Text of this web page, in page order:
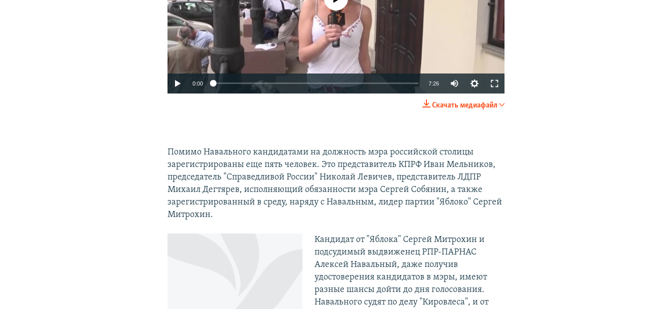
SHARE
0:00 7:26
Скачать медиафайл
Помимо Навального кандидатами на должность мэра российской столицы
зарегистрированы еще пять человек. Это представитель КПРФ Иван Мельников,
председатель "Справедливой России" Николай Левичев, представитель ЛДПР
Михаил Дегтярев, исполняющий обязанности мэра Сергей Собянин, а также
зарегистрированный в среду, наряду с Навальным, лидер партии "Яблоко" Сергей
Митрохин.
Кандидат от "Яблока" Сергей Митрохин и
подсудимый выдвиженец РПР-ПАРНАС
Алексей Навальный, даже получив
удостоверения кандидатов в мэры, имеют
разные шансы дойти до дня голосования.
Навального судят по делу "Кировлеса", и от